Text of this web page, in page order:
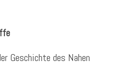
Geschichte des Nahen